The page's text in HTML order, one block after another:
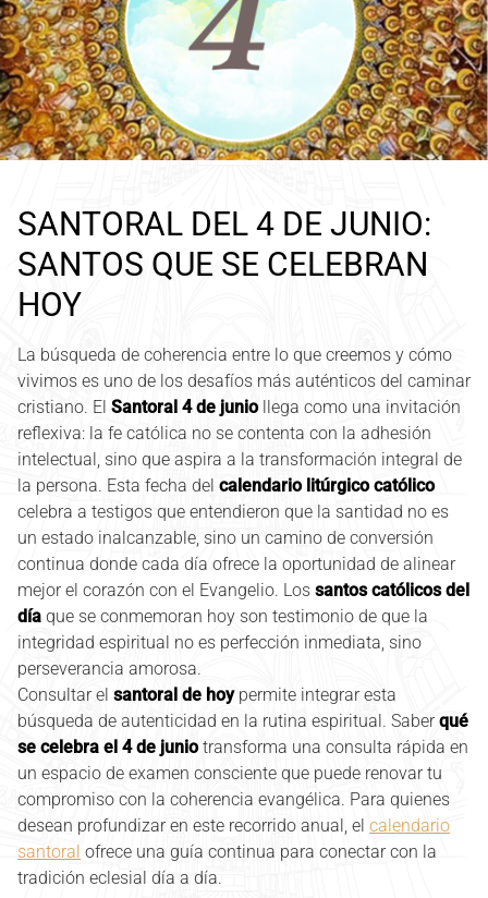
SANTORAL DEL 4 DE JUNIO:
SANTOS QUE SE CELEBRAN
HOY
La búsqueda de coherencia entre lo que creemos y cómo
vivimos es uno de los desafíos más auténticos del caminar
cristiano. El Santoral 4 de juniollega como una invitación
reflexiva: la fe católica no se contenta con la adhesión
intelectual, sino que aspira a la transformación integral de
la persona. Esta fecha del calendario litúrgico católico
celebra a testigos que entendieron que la santidad no es
un estado inalcanzable, sino un camino de conversión
continua donde cada día ofrece la oportunidad de alinear
mejor el corazón con el Evangelio. Los santos católicos del
día que se conmemoran hoy son testimonio de que la
integridad espiritual no es perfección inmediata, sino
perseverancia amorosa.
Consultar el santoral de hoypermite integrar esta
búsqueda de autenticidad en la rutina espiritual. Saberqué
se celebra el 4 de juniotransforma una consulta rápida en
un espacio de examen consciente que puede renovar tu
compromiso con la coherencia evangélica. Para quienes
desean profundizar en este recorrido anual, el calendario
santoral ofrece una guía continua para conectar con la
tradición eclesial día a día.